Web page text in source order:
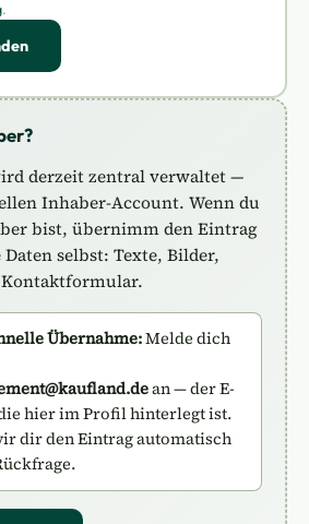
.
derzeit zentral verwaltet —
Inhaber-Account. Wenn du
bist, übernimm den Eintrag
selbst: Texte, Bilder,
Übernahme:Melde dich
an — der E-
hier im Profil hinterlegt ist.
dir den Eintrag automatisch